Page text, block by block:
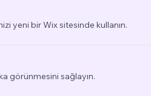
yeni bir Wix sitesinde kullanın.
görünmesini sağlayın.